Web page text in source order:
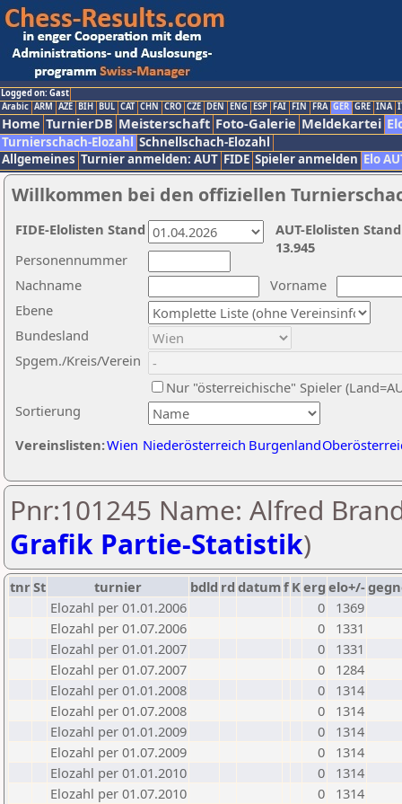
Logged on: Gast
Arabic ARM AZE BIH BUL CAT CHN CRO CZE DEN ENG ESP FAI FIN FRA GER GRE INA
Home TurnierDB Meisterschaft Foto-Galerie Meldekartei
Turnierschach-Elozahl Schnellschach-Elozahl
Allgemeines Turnier anmelden: AUT FIDE Spieler anmelden Elo
Willkommen bei den offiziellen
Nachname
Vorname
Ebene
Sortierung
Personennummer
Bundesland
Spgem./Kreis/Verein
Nur "österreichische" Spieler
Vereinslisten:Wien Niederösterreich Burgenland
AUT-Elolisten
13.945
FIDE-Elolisten Stand
Pnr:101245 Name: Alfred
Grafik Partie-Statistik)
tnrSt turnier bdld rd datumf Kerg elo+/-
Elozahl per 01.01.2006
0
1369
Elozahl per 01.07.2006
0
1331
Elozahl per 01.01.2007
0
1331
Elozahl per 01.07.2007
0
1284
Elozahl per 01.01.2008
0
1314
Elozahl per 01.07.2008
0
1314
Elozahl per 01.01.2009
0
1314
Elozahl per 01.07.2009
0
1314
Elozahl per 01.01.2010
0
1314
Elozahl per 01.07.2010
0
1314